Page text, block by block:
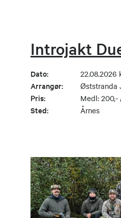
Introjakt
Dato: 22.08.2026
Arrangør: Øststranda
Pris: Medl:
Sted: Årnes